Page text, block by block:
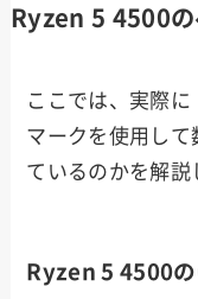
Ryzen 5 4500の
ここでは、実際に
マークを使用して
ているのかを解説
Ryzen 5 4500